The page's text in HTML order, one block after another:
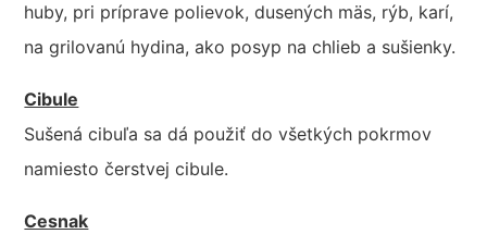
huby, pri príprave polievok, dusených mäs, rýb, karí,
na grilovanú hydina, ako posyp na chlieb a sušienky.
Cibule
Sušená cibuľa sa dá použiť do všetkých pokrmov
namiesto čerstvej cibule.
Cesnak